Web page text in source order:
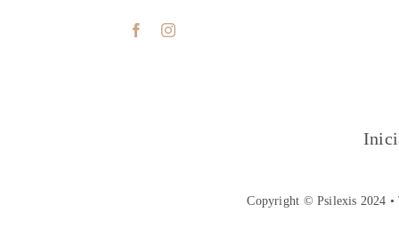
Copyright © Psilexis 2024 •